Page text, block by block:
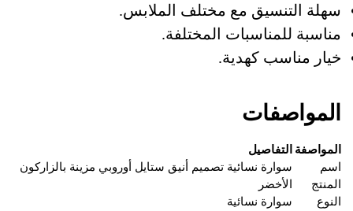
سهلة التنسيق مع مختلف الملابس.
مناسبة للمناسبات المختلفة.
خيار مناسب كهدية.
المواصفات
المواصفة التفاصيل
اسم
المنتج
سوارة نسائية تصميم أنيق ستايل أوروبي مزينة بالزاركون
الأخضر
النوع
سوارة نسائية